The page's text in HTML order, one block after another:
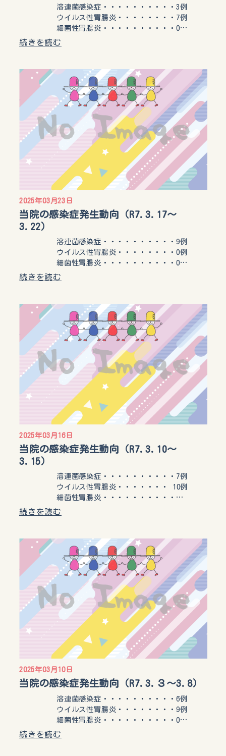
溶連菌感染症・・・・・・・・・・3例
ウイルス性胃腸炎・・・・・・・・7例
細菌性胃腸炎・・・・・・・・・・0…
続きを読む
2025年03月23日
当院の感染症発生動向（R7.3.17〜
3.22）
溶連菌感染症・・・・・・・・・・9例
ウイルス性胃腸炎・・・・・・・・0例
細菌性胃腸炎・・・・・・・・・・0…
続きを読む
2025年03月16日
当院の感染症発生動向（R7.3.10〜
3.15）
溶連菌感染症・・・・・・・・・・7例
ウイルス性胃腸炎・・・・・・・ 10例
細菌性胃腸炎・・・・・・・・・・…
続きを読む
2025年03月10日
当院の感染症発生動向（R7.3.３〜3.8）
溶連菌感染症・・・・・・・・・・6例
ウイルス性胃腸炎・・・・・・・・9例
細菌性胃腸炎・・・・・・・・・・0…
続きを読む